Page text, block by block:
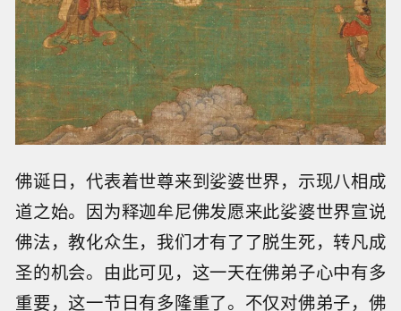
佛诞日，代表着世尊来到娑婆世界，示现八相成
道之始。因为释迦牟尼佛发愿来此娑婆世界宣说
佛法，教化众生，我们才有了了脱生死，转凡成
圣的机会。由此可见，这一天在佛弟子心中有多
重要，这一节日有多隆重了。不仅对佛弟子，佛